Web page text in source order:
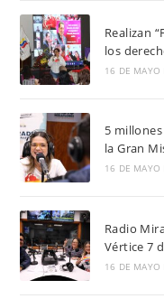
Realizan
los
16 DE MAYO
5
la Gran
16 DE MAYO
Radio
Vértice 7
16 DE MAYO